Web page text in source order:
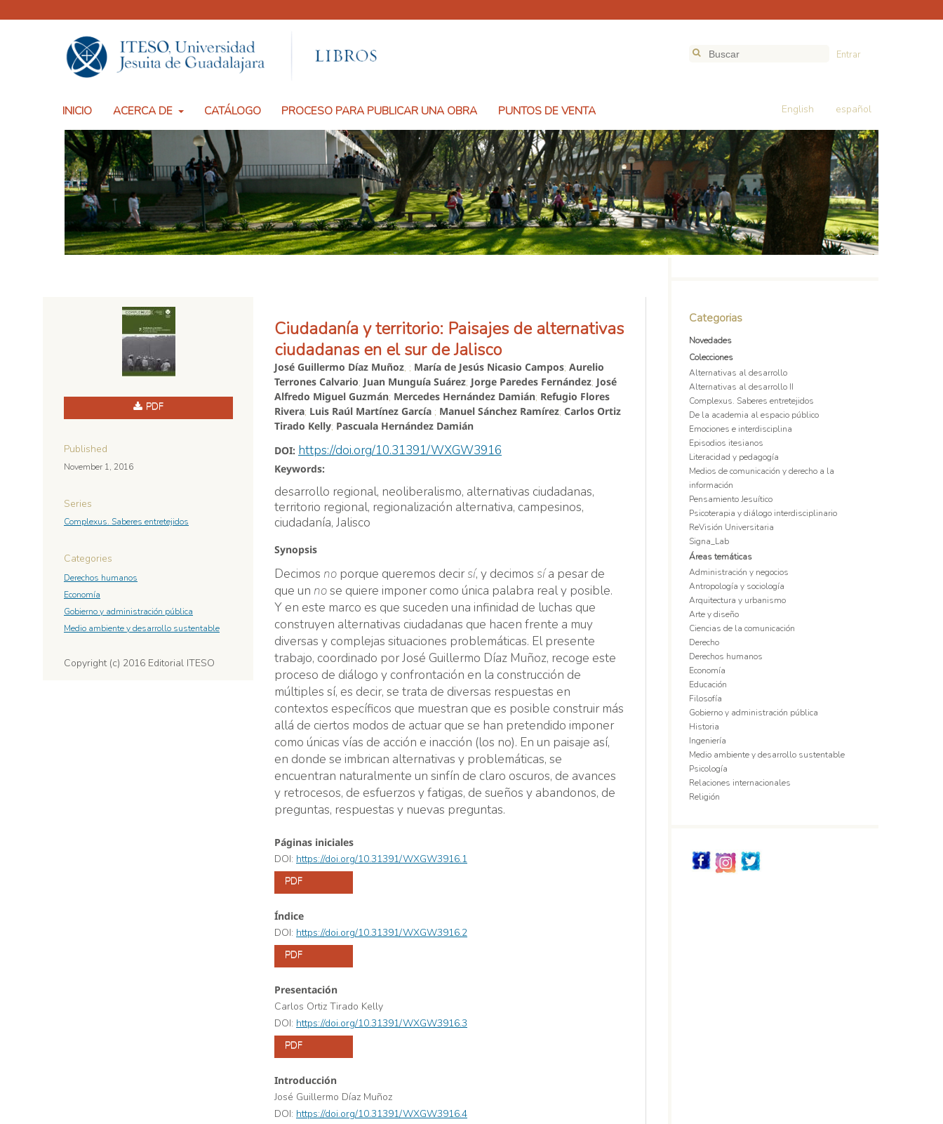
Entrar
INICIO ACERCA DE CATÁLOGO PROCESO PARA PUBLICAR UNA OBRA PUNTOS DE VENTA English español
PDF
Published
November 1, 2016
Series
Complexus. Saberes entretejidos
Categories
Derechos humanos
Economía
Gobierno y administración pública
Medio ambiente y desarrollo sustentable
Copyright (c) 2016 Editorial ITESO
Ciudadanía y territorio: Paisajes de alternativas
ciudadanas en el sur de Jalisco
José Guillermo Díaz Muñoz, ; María de Jesús Nicasio Campos; Aurelio
Terrones Calvario; Juan Munguía Suárez; Jorge Paredes Fernández; José
Alfredo Miguel Guzmán; Mercedes Hernández Damián; Refugio Flores
Rivera; Luis Raúl Martínez García ; Manuel Sánchez Ramírez; Carlos Ortiz
Tirado Kelly; Pascuala Hernández Damián
DOI: https://doi.org/10.31391/WXGW3916
Keywords:
desarrollo regional, neoliberalismo, alternativas ciudadanas,
territorio regional, regionalización alternativa, campesinos,
ciudadanía, Jalisco
Synopsis
Decimos no porque queremos decirsí, y decimos sía pesar de
que un nose quiere imponer como única palabra real y posible.
Y en este marco es que suceden una infinidad de luchas que
construyen alternativas ciudadanas que hacen frente a muy
diversas y complejas situaciones problemáticas. El presente
trabajo, coordinado por José Guillermo Díaz Muñoz, recoge este
proceso de diálogo y confrontación en la construcción de
múltiples sí, es decir, se trata de diversas respuestas en
contextos específicos que muestran que es posible construir más
allá de ciertos modos de actuar que se han pretendido imponer
como únicas vías de acción e inacción (los no). En un paisaje así,
en donde se imbrican alternativas y problemáticas, se
encuentran naturalmente un sinfín de claro oscuros, de avances
y retrocesos, de esfuerzos y fatigas, de sueños y abandonos, de
preguntas, respuestas y nuevas preguntas.
Páginas iniciales
DOI: https://doi.org/10.31391/WXGW3916.1
PDF
Índice
DOI: https://doi.org/10.31391/WXGW3916.2
PDF
Presentación
Carlos Ortiz Tirado Kelly
DOI: https://doi.org/10.31391/WXGW3916.3
PDF
Introducción
José Guillermo Díaz Muñoz
DOI: https://doi.org/10.31391/WXGW3916.4
Categorias
Novedades
Colecciones
Alternativas al desarrollo
Alternativas al desarrollo II
Complexus. Saberes entretejidos
De la academia al espacio público
Emociones e interdisciplina
Episodios itesianos
Literacidad y pedagogía
Medios de comunicación y derecho a la
información
Pensamiento Jesuítico
Psicoterapia y diálogo interdisciplinario
ReVisión Universitaria
Signa_Lab
Áreas temáticas
Administración y negocios
Antropología y sociología
Arquitectura y urbanismo
Arte y diseño
Ciencias de la comunicación
Derecho
Derechos humanos
Economía
Educación
Filosofía
Gobierno y administración pública
Historia
Ingeniería
Medio ambiente y desarrollo sustentable
Psicología
Relaciones internacionales
Religión
Redes_Sociales